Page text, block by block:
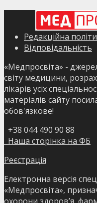
Редакційна
Відповідальність
«Медпросвіта» -
світу медицини,
лікарів усіх
матеріалів сайту
обов'язкове!
+38 044 490 90 88
Наша сторінка на ФБ
Реєстрація
Електронна версія
«Медпросвіта»,